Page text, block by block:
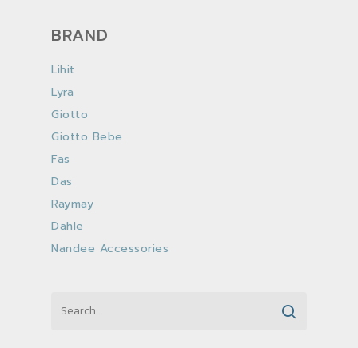
BRAND
Lihit
Lyra
Giotto
Giotto Bebe
Fas
Das
Raymay
Dahle
Nandee Accessories